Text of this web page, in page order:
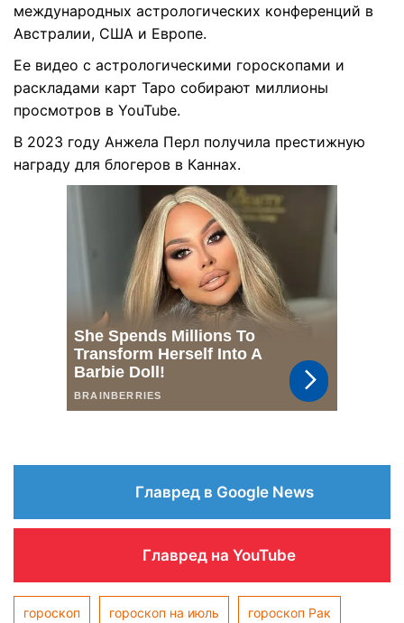
международных астрологических конференций в
Австралии, США и Европе.
Ее видео с астрологическими гороскопами и
раскладами карт Таро собирают миллионы
просмотров в YouTube.
В 2023 году Анжела Перл получила престижную
награду для блогеров в Каннах.
Главред в Google News
Главред на YouTube
гороскоп гороскоп на июль гороскоп Рак